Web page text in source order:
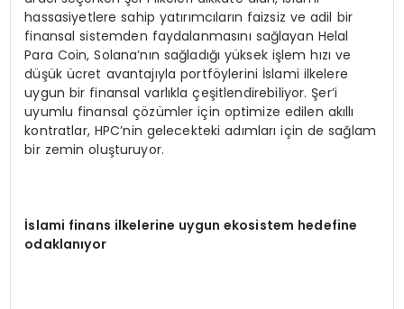
hassasiyetlere sahip yatırımcıların faizsiz ve adil bir
finansal sistemden faydalanmasını sağlayan Helal
Para Coin, Solana’nın sağladığı yüksek işlem hızı ve
düşük ücret avantajıyla portföylerini İslami ilkelere
uygun bir finansal varlıkla çeşitlendirebiliyor. Şer’i
uyumlu finansal çözümler için optimize edilen akıllı
kontratlar, HPC’nin gelecekteki adımları için de sağlam
bir zemin oluşturuyor.
İslami finans ilkelerine uygun ekosistem hedefine
odaklanıyor